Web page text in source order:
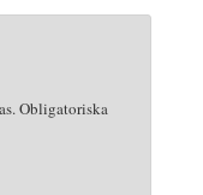
Obligatoriska